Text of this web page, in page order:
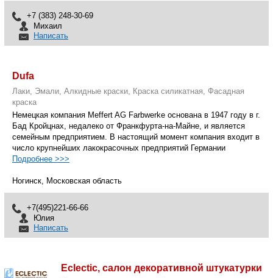
+7 (383) 248-30-69
Михаил
Написать
Dufa
Лаки, Эмали, Алкидные краски, Краска силикатная, Фасадная
краска
Немецкая компания Meffert AG Farbwerke основана в 1947 году в г.
Бад Кройцнах, недалеко от Франкфурта-на-Майне, и является
семейным предприятием. В настоящий момент компания входит в
число крупнейших лакокрасочных предприятий Германии
Подробнее >>>
Ногинск, Московская область
+7(495)221-66-66
Юлия
Написать
Eclectic, салон декоративной штукатурки